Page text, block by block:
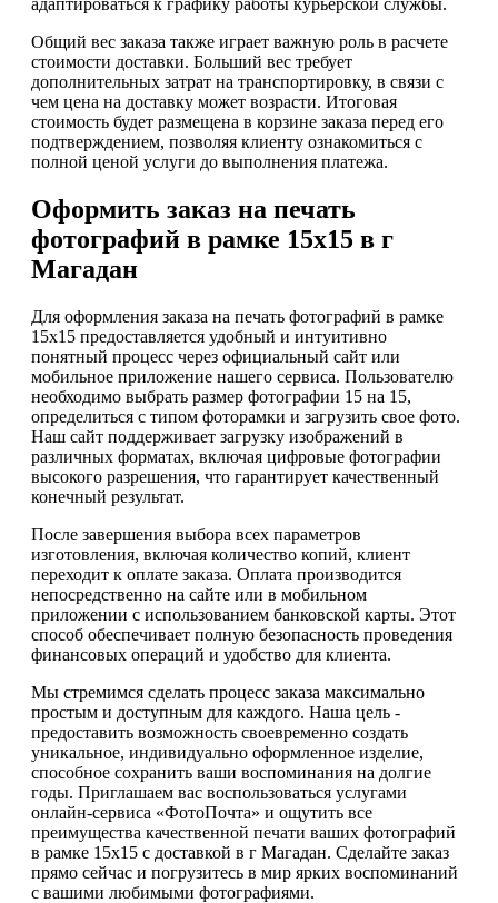
адаптироваться к графику работы курьерской службы.
Общий вес заказа также играет важную роль в расчете
стоимости доставки. Больший вес требует
дополнительных затрат на транспортировку, в связи с
чем цена на доставку может возрасти. Итоговая
стоимость будет размещена в корзине заказа перед его
подтверждением, позволяя клиенту ознакомиться с
полной ценой услуги до выполнения платежа.
Оформить заказ на печать
фотографий в рамке 15х15 в г
Магадан
Для оформления заказа на печать фотографий в рамке
15х15 предоставляется удобный и интуитивно
понятный процесс через официальный сайт или
мобильное приложение нашего сервиса. Пользователю
необходимо выбрать размер фотографии 15 на 15,
определиться с типом фоторамки и загрузить свое фото.
Наш сайт поддерживает загрузку изображений в
различных форматах, включая цифровые фотографии
высокого разрешения, что гарантирует качественный
конечный результат.
После завершения выбора всех параметров
изготовления, включая количество копий, клиент
переходит к оплате заказа. Оплата производится
непосредственно на сайте или в мобильном
приложении с использованием банковской карты. Этот
способ обеспечивает полную безопасность проведения
финансовых операций и удобство для клиента.
Мы стремимся сделать процесс заказа максимально
простым и доступным для каждого. Наша цель -
предоставить возможность своевременно создать
уникальное, индивидуально оформленное изделие,
способное сохранить ваши воспоминания на долгие
годы. Приглашаем вас воспользоваться услугами
онлайн-сервиса «ФотоПочта» и ощутить все
преимущества качественной печати ваших фотографий
в рамке 15х15 с доставкой в г Магадан. Сделайте заказ
прямо сейчас и погрузитесь в мир ярких воспоминаний
с вашими любимыми фотографиями.